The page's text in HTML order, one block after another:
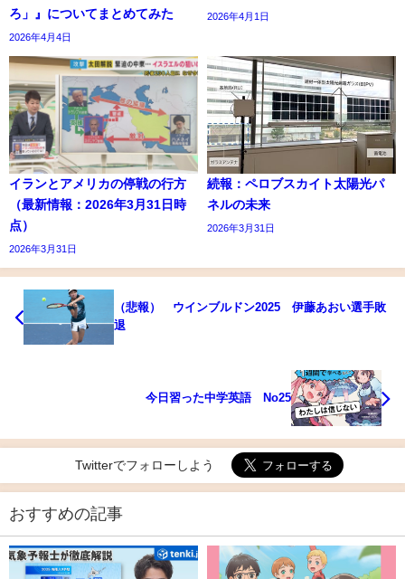
ろ」』についてまとめてみた
2026年4月4日
2026年4月1日
イランとアメリカの停戦の行方
（最新情報：2026年3月31日時
点）
2026年3月31日
続報：ペロブスカイト太陽光パ
ネルの未来
2026年3月31日
（悲報） ウインブルドン2025 伊藤あおい選手敗
退
今日習った中学英語 No25
Twitterでフォローしよう
おすすめの記事